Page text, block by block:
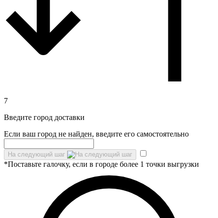
7
Введите город доставки
Если ваш город не найден, введите его самостоятельно
На следующий шаг
*Поставьте галочку, если в городе более 1 точки выгрузки